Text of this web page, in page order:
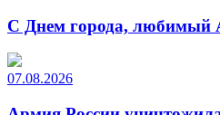
С Днем города, любимый
07.08.2026